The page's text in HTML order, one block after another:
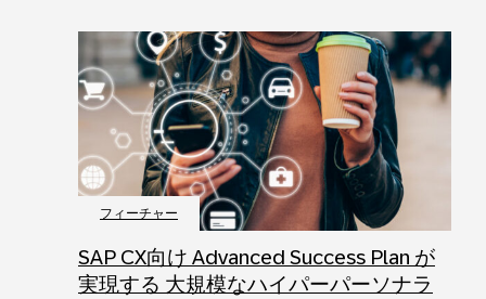
フィーチャー
SAP CX向け Advanced Success Plan が
実現する 大規模なハイパーパーソナラ